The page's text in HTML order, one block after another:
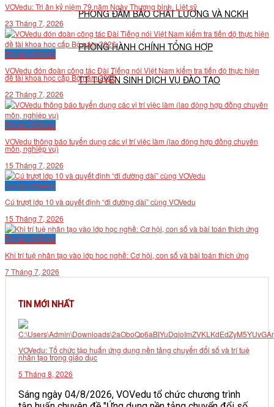
PHÒNG ĐẢM BẢO CHẤT LƯỢNG VÀ NCKH
PHÒNG HÀNH CHÍNH TỔNG HỢP
TT TUYỂN SINH DỊCH VỤ ĐÀO TẠO
NGHIÊN CỨU KHOA HỌC
VĂN BẢN
THƯ VIỆN
VOVedu: Tri ân kỷ niệm 79 năm Ngày Thương binh, Liệt sỹ
23 Tháng 7, 2026
Tin tức VOVedu
VOVedu đón đoàn công tác Đài Tiếng nói Việt Nam kiểm tra tiến độ thực hiện
đề tài khoa học cấp Bộ năm 2026
22 Tháng 7, 2026
Tin tức VOVedu
VOVedu thông báo tuyển dụng các vị trí việc làm (lao động hợp đồng chuyên
môn, nghiệp vụ)
15 Tháng 7, 2026
Tin tức VOVedu
Cú trượt lớp 10 và quyết định “đi đường dài” cùng VOVedu
15 Tháng 7, 2026
Tin tức VOVedu
Khi trí tuệ nhân tạo vào lớp học nghề: Cơ hội, con số và bài toán thích ứng
7 Tháng 7, 2026
TIN MỚI NHẤT
VOVedu: Tổ chức tập huấn ứng dụng nền tảng chuyển đổi số và trí tuệ
nhân tạo trong giáo dục
5 Tháng 8, 2026
Sáng ngày 04/8/2026, VOVedu tổ chức chương trình